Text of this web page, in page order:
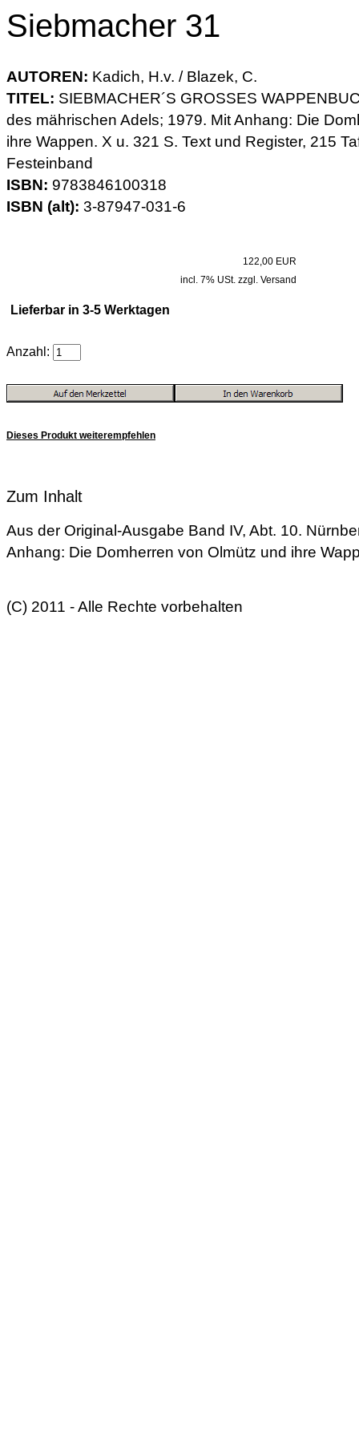
Siebmacher 31
AUTOREN: Kadich, H.v. / Blazek, C.
TITEL: SIEBMACHER´S GROSSES
des mährischen Adels; 1979. Mit Anhang: Die
ihre Wappen. X u. 321 S. Text und Register, 215
Festeinband
ISBN: 9783846100318
ISBN (alt): 3-87947-031-6
122,00 EUR
incl. 7% USt. zzgl. Versand
Lieferbar in 3-5 Werktagen
Anzahl:
Dieses Produkt weiterempfehlen
Zum Inhalt
Aus der Original-Ausgabe Band IV, Abt. 10.
Anhang: Die Domherren von Olmütz und ihre
(C) 2011 - Alle Rechte vorbehalten